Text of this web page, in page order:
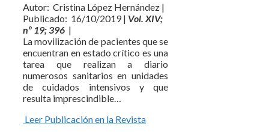
Autor: Cristina López Hernández |
Publicado: 16/10/2019 | Vol. XIV;
nº 19; 396 |
La movilización de pacientes que se
encuentran en estado crítico es una
tarea que realizan a diario
numerosos sanitarios en unidades
de cuidados intensivos y que
resulta imprescindible…
Leer Publicación en la Revista